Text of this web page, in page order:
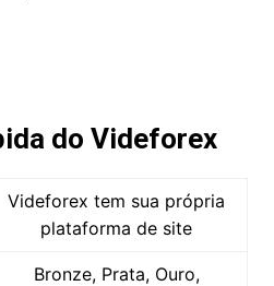
do Videforex
Videforex tem sua própria
plataforma de site
Bronze, Prata, Ouro,